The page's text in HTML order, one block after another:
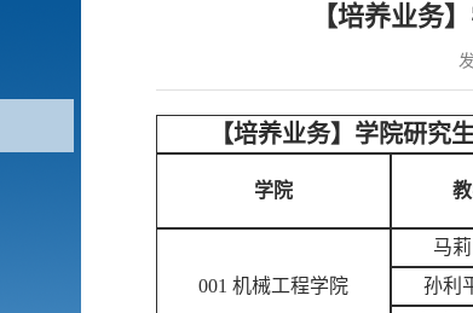
【培养业务
【培养业务】学院研究
学院
001 机械工程学院
马莉
孙利